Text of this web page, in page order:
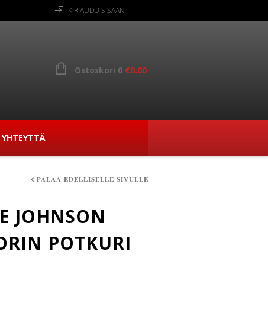
KIRJAUDU SISÄÄN
Ostoskori 0 €0.00
PALAA EDELLISELLE SIVULLE
JOHNSON
POTKURI